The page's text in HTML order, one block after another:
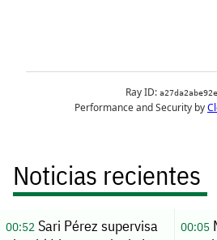
Noticias recientes
00:52Sari Pérez supervisa
00:05